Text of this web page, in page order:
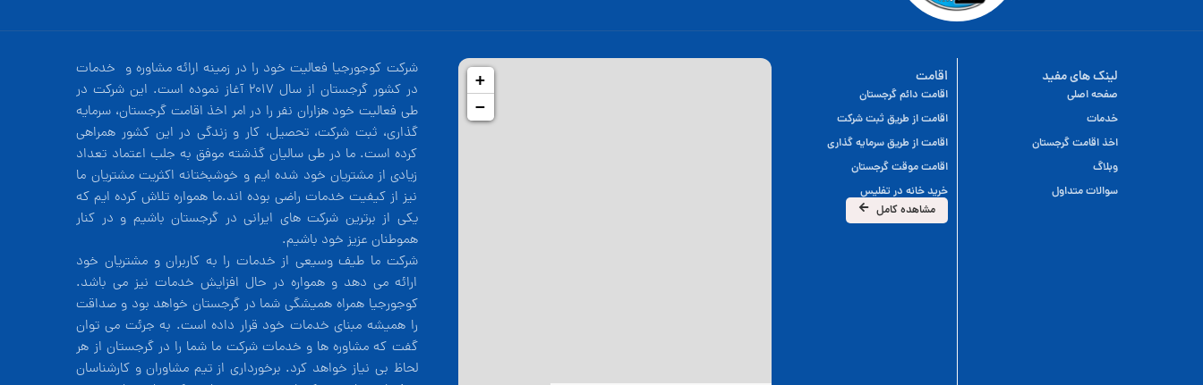
شرکت کوجورجیا فعالیت خود را در زمینه ارائه مشاوره و خدمات
در کشور گرجستان از سال 2017 آغاز نموده است. این شرکت در
طی فعالیت خود هزاران نفر را در امر اخذ اقامت گرجستان، سرمایه
گذاری، ثبت شرکت، تحصیل، کار و زندگی در این کشور همراهی
کرده است. ما در طی سالیان گذشته موفق به جلب اعتماد تعداد
زیادی از مشتریان خود شده ایم و خوشبختانه اکثریت مشتریان ما
نیز از کیفیت خدمات راضی بوده اند.ما همواره تلاش کرده ایم که
یکی از برترین شرکت های ایرانی در گرجستان باشیم و در کنار
هموطنان عزیز خود باشیم.
شرکت ما طیف وسیعی از خدمات را به کاربران و مشتریان خود
ارائه می دهد و همواره در حال افزایش خدمات نیز می باشد.
کوجورجیا همراه همیشگی شما در گرجستان خواهد بود و صداقت
را همیشه مبنای خدمات خود قرار داده است. به جرئت می توان
گفت که مشاوره ها و خدمات شرکت ما شما را در گرجستان از هر
لحاظ بی نیاز خواهد کرد. برخورداری از تیم مشاوران و کارشناسان
+
−
اقامت
اقامت دائم گرجستان
اقامت از طریق ثبت شرکت
اقامت از طریق سرمایه گذاری
اقامت موقت گرجستان
خرید خانه در تفلیس
مشاهده کامل
لینک های مفید
صفحه اصلی
خدمات
اخذ اقامت گرجستان
وبلاگ
سوالات متداول